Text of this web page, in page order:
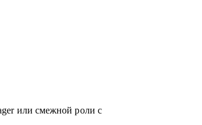
или смежной роли с